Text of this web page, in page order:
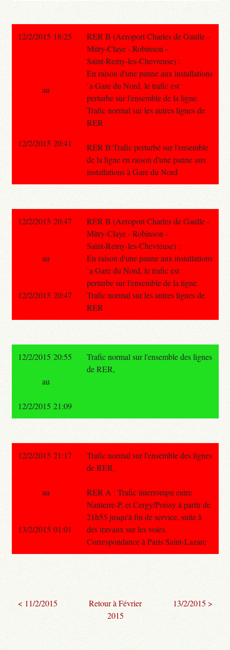
12/2/2015 18:25
RER B (Aeroport Charles de Gaulle -
Mitry-Claye - Robinson -
Saint-Remy-les-Chevreuse) :
En raison d'une panne aux installations
`a Gare du Nord, le trafic est
perturbe sur l'ensemble de la ligne.
Trafic normal sur les autres lignes de
RER
RER B:Trafic perturbé sur l'ensemble
de la ligne en raison d'une panne aux
installations à Gare du Nord
au
12/2/2015 20:41
12/2/2015 20:47
RER B (Aeroport Charles de Gaulle -
Mitry-Claye - Robinson -
Saint-Remy-les-Chevreuse) :
En raison d'une panne aux installations
`a Gare du Nord, le trafic est
perturbe sur l'ensemble de la ligne.
Trafic normal sur les autres lignes de
RER
au
12/2/2015 20:47
12/2/2015 20:55
Trafic normal sur l'ensemble des lignes
de RER,
au
12/2/2015 21:09
12/2/2015 21:17
Trafic normal sur l'ensemble des lignes
de RER,
RER A : Trafic interrompu entre
Nanterre-P. et Cergy/Poissy à partir de
21h55 jusqu'à fin de service, suite à
des travaux sur les voies.
Correspondance à Paris Saint-Lazare
au
13/2/2015 01:01
< 11/2/2015
Retour à Février
2015
13/2/2015 >